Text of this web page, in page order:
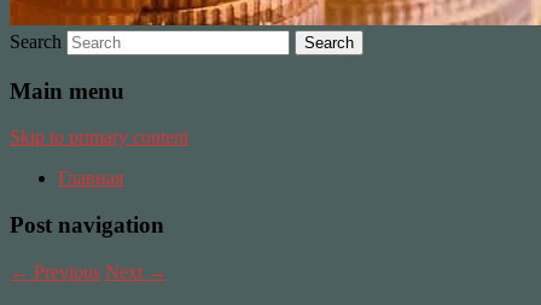
Search
Main menu
Skip to primary content
Главная
Post navigation
← Previous Next →